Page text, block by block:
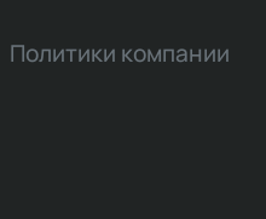
Политики компании